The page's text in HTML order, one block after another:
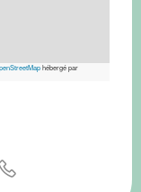
hébergé par